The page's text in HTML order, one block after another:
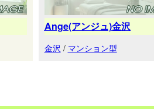
Ange(アンジュ)金沢
金沢 / マンション型